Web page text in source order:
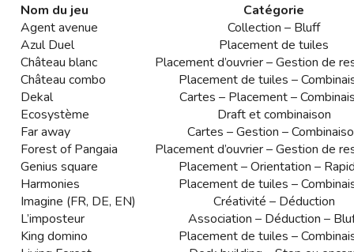
Nom du jeu
Catégorie
Agent avenue
Collection – Bluff
Azul Duel
Placement de tuiles
Château blanc
Placement d’ouvrier – Gestion de
Château combo
Placement de tuiles –
Dekal
Cartes – Placement –
Ecosystème
Draft et combinaison
Far away
Cartes – Gestion –
Forest of Pangaia
Placement d’ouvrier – Gestion de
Genius square
Placement – Orientation –
Harmonies
Placement de tuiles –
Imagine (FR, DE, EN)
Créativité – Déduction
L’imposteur
Association – Déduction –
King domino
Placement de tuiles –